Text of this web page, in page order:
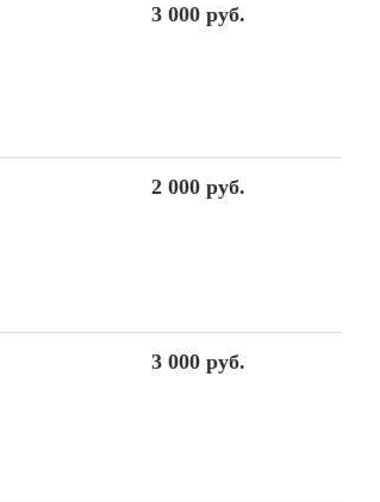
3 000 руб.
2 000 руб.
3 000 руб.